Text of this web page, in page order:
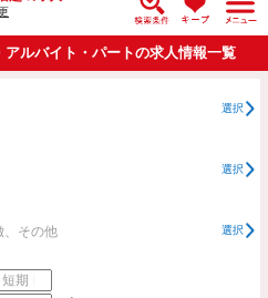
ルバイト・パートの求人情報一覧
選択
選択
、その他 選択